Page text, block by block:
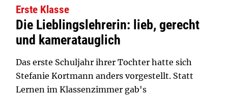
Erste Klasse
Die Lieblingslehrerin: lieb, gerecht
und kameratauglich
Das erste Schuljahr ihrer Tochter hatte sich
Stefanie Kortmann anders vorgestellt. Statt
Lernen im Klassenzimmer gab's